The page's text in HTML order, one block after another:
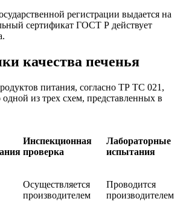
регистрации выдается на
сертификат ГОСТ Р действует
качества печенья
питания, согласно ТР ТС 021,
одной из трех схем, представленных в
Инспекционная
проверка
Лабораторные
испытания
Осуществляется
производителем
Проводится
производителем